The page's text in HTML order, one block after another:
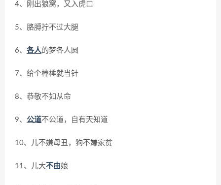
4、刚出狼窝，又入虎口
5、胳膊拧不过大腿
6、 各人的梦各人圆
7、给个棒棰就当针
8、恭敬不如从命
9、 公道不公道，自有天知道
10、儿不嫌母丑，狗不嫌家贫
11、儿大不由 娘